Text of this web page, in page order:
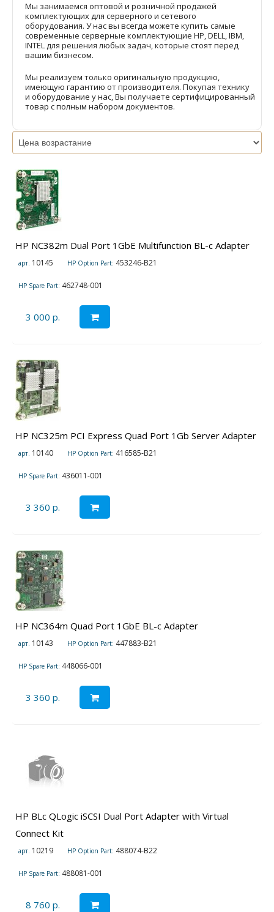
Мы занимаемся оптовой и розничной продажей
комплектующих для серверного и сетевого
оборудования. У нас вы всегда можете купить самые
современные серверные комплектующие HP, DELL, IBM,
INTEL для решения любых задач, которые стоят перед
вашим бизнесом.
Мы реализуем только оригинальную продукцию,
имеющую гарантию от производителя. Покупая технику
и оборудование у нас, Вы получаете сертифицированный
товар с полным набором документов.
HP NC382m Dual Port 1GbE Multifunction BL-c Adapter
арт. 10145 HP Option Part: 453246-B21
HP Spare Part: 462748-001
3 000 р.
HP NC325m PCI Express Quad Port 1Gb Server Adapter
арт. 10140 HP Option Part: 416585-B21
HP Spare Part: 436011-001
3 360 р.
HP NC364m Quad Port 1GbE BL-c Adapter
арт. 10143 HP Option Part: 447883-B21
HP Spare Part: 448066-001
3 360 р.
HP BLc QLogic iSCSI Dual Port Adapter with Virtual
Connect Kit
арт. 10219 HP Option Part: 488074-B22
HP Spare Part: 488081-001
8 760 р.